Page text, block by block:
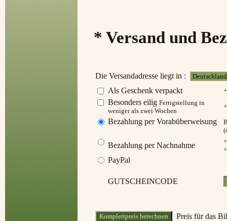
* Versand und
Die Versandadresse liegt in :
Als Geschenk verpackt
Besonders eilig Fertigstellung in
weniger als zwei Wochen
Bezahlung per Vorabüberweisung
Bezahlung per Nachnahme
PayPal
GUTSCHEINCODE
Preis für das